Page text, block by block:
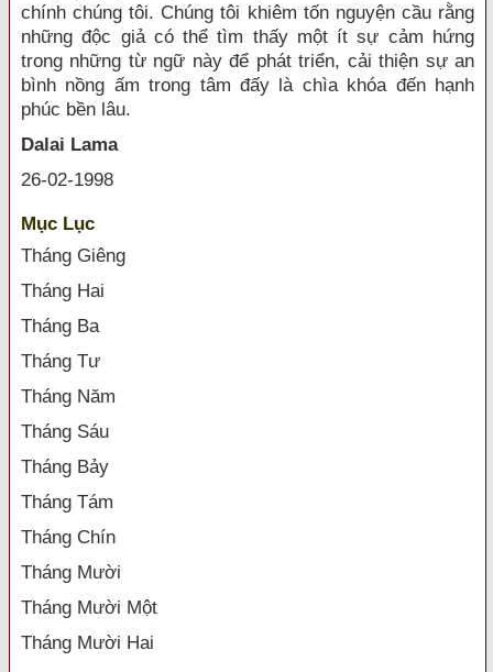
chính chúng tôi. Chúng tôi khiêm tốn nguyện cầu rằng
những độc giả có thể tìm thấy một ít sự cảm hứng
trong những từ ngữ này để phát triển, cải thiện sự an
bình nồng ấm trong tâm đấy là chìa khóa đến hạnh
phúc bền lâu.
Dalai Lama
26-02-1998
Mục Lục
Tháng Giêng
Tháng Hai
Tháng Ba
Tháng Tư
Tháng Năm
Tháng Sáu
Tháng Bảy
Tháng Tám
Tháng Chín
Tháng Mười
Tháng Mười Một
Tháng Mười Hai